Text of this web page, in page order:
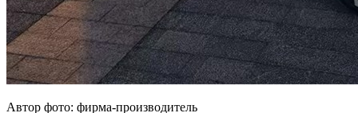
Автор фото: фирма-производитель